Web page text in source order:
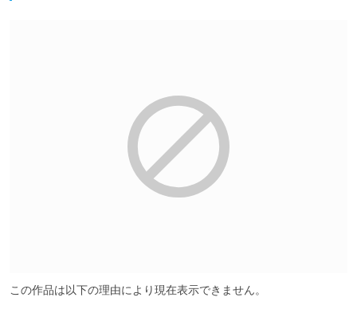
この作品は以下の理由により現在表示できません。